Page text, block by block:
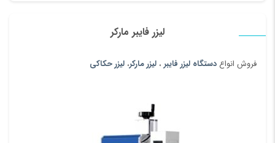
لیزر فایبر مارکر
فروش انواع دستگاه لیزر فایبر ، لیزر مارکر، لیزر حکاکی